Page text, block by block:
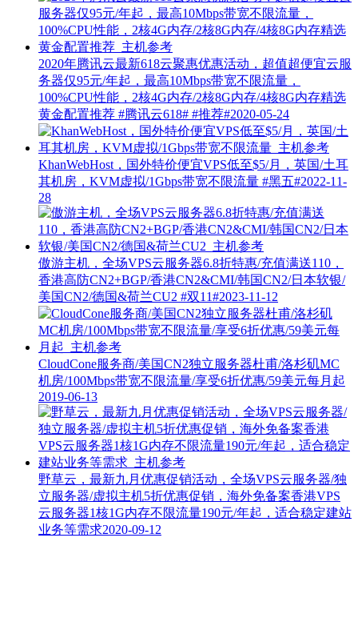
2020年腾讯云最新618云聚惠优惠活动，超值超便宜云服
务器仅95元/年起，最高10Mbps带宽不限流量，
100%CPU性能，2核4G内存/2核8G内存/4核8G内存精选
黄金配置推荐 #腾讯云618# #推荐#2020-05-24
KhanWebHost，国外特价便宜VPS低至$5/月，英国/土耳
其机房，KVM虚拟/1Gbps带宽不限流量 #黑五#2022-11-
28
傲游主机，全场VPS云服务器6.8折特惠/充值满送110，
香港高防CN2+BGP/香港CN2&CMI/韩国CN2/日本软银/
美国CN2/德国&荷兰CU2 #双11#2023-11-12
CloudCone服务商/美国CN2独立服务器杜甫/洛杉矶MC
机房/100Mbps带宽不限流量/享受6折优惠/59美元每月起
2019-06-13
野草云，最新九月优惠促销活动，全场VPS云服务器/独
立服务器/虚拟主机5折优惠促销，海外免备案香港VPS
云服务器1核1G内存不限流量190元/年起，适合稳定建站
业务等需求2020-09-12